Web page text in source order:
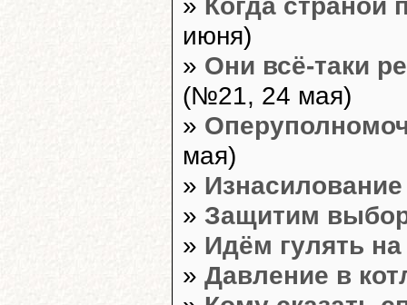
июня)
» Они всё-таки
(№21, 24 мая)
»
мая)
»
» Защитим
» Идём гулять
» Давление в